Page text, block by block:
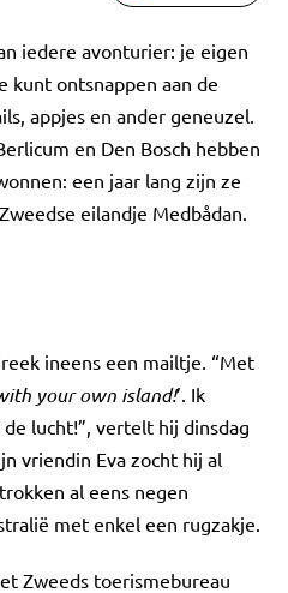
iedere avonturier: je eigen
kunt ontsnappen aan de
appjes en ander geneuzel.
en Den Bosch hebben
een jaar lang zijn ze
eilandje Medbådan.
ineens een mailtje. “Met
your own island!’. Ik
lucht!”, vertelt hij dinsdag
vriendin Eva zocht hij al
al eens negen
met enkel een rugzakje.
Zweeds toerismebureau